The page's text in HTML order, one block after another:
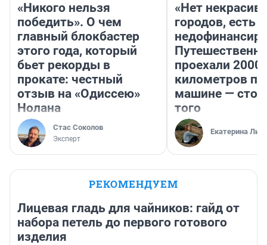
«Никого нельзя
победить». О чем
главный блокбастер
этого года, который
бьет рекорды в
прокате: честный
отзыв на «Одиссею»
Нолана
Стас Соколов
Эксперт
«Нет
городов, есть
проехали 2000
километров по
машине —
того
Екатерина
РЕКОМЕНДУЕМ
Лицевая гладь для чайников: гайд от
набора петель до первого готового
изделия